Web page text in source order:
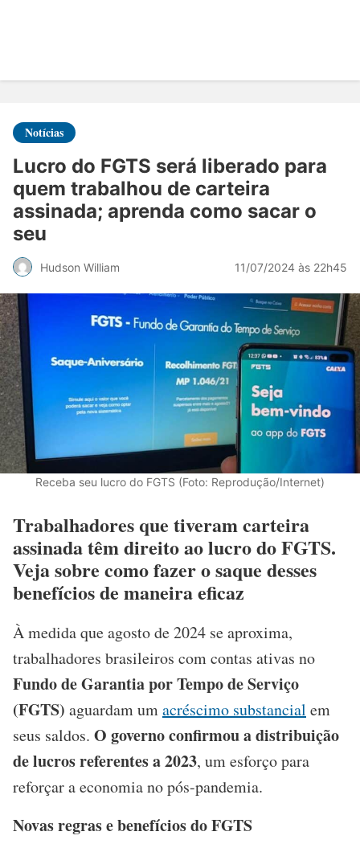
Notícias
Lucro do FGTS será liberado para
quem trabalhou de carteira
assinada; aprenda como sacar o
seu
Hudson William 11/07/2024 às 22h45
Receba seu lucro do FGTS (Foto: Reprodução/Internet)
Trabalhadores que tiveram carteira
assinada têm direito ao lucro do FGTS.
Veja sobre como fazer o saque desses
benefícios de maneira eficaz
À medida que agosto de 2024 se aproxima,
trabalhadores brasileiros com contas ativas no
Fundo de Garantia por Tempo de Serviço
(FGTS) aguardam umacréscimo substancial em
seus saldos. O governo confirmou a distribuição
de lucros referentes a 2023, um esforço para
reforçar a economia no pós-pandemia.
Novas regras e benefícios do FGTS